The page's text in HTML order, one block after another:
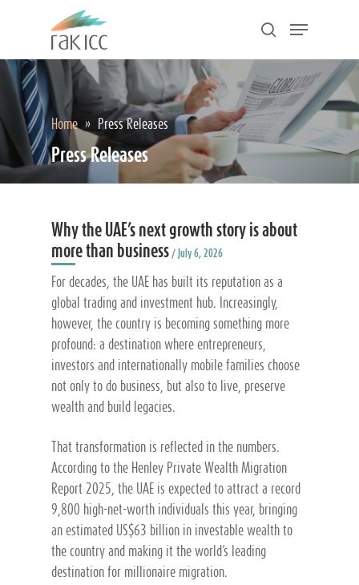
search
Menu
Home » Press Releases
Press Releases
Why the UAE’s next growth story is about
more than business / July 6, 2026
For decades, the UAE has built its reputation as a
global trading and investment hub. Increasingly,
however, the country is becoming something more
profound: a destination where entrepreneurs,
investors and internationally mobile families choose
not only to do business, but also to live, preserve
wealth and build legacies.
That transformation is reflected in the numbers.
According to the Henley Private Wealth Migration
Report 2025, the UAE is expected to attract a record
9,800 high-net-worth individuals this year, bringing
an estimated US$63 billion in investable wealth to
the country and making it the world’s leading
destination for millionaire migration.
Menu